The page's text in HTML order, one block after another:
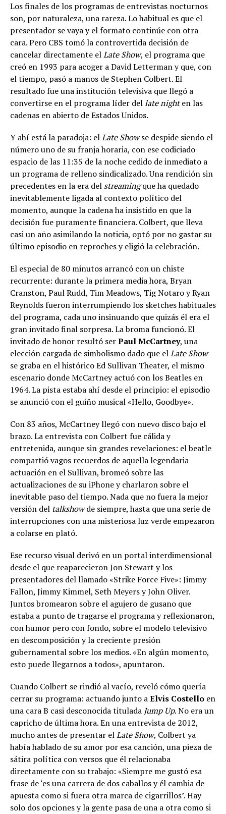
Los finales de los programas de entrevistas nocturnos
son, por naturaleza, una rareza. Lo habitual es que el
presentador se vaya y el formato continúe con otra
cara. Pero CBS tomó la controvertida decisión de
cancelar directamente elLate Show, el programa que
creó en 1993 para acoger a David Letterman y que, con
el tiempo, pasó a manos de Stephen Colbert. El
resultado fue una institución televisiva que llegó a
convertirse en el programa líder dellate nighten las
cadenas en abierto de Estados Unidos.
Y ahí está la paradoja: elLate Showse despide siendo el
número uno de su franja horaria, con ese codiciado
espacio de las 11:35 de la noche cedido de inmediato a
un programa de relleno sindicalizado. Una rendición sin
precedentes en la era del streamingque ha quedado
inevitablemente ligada al contexto político del
momento, aunque la cadena ha insistido en que la
decisión fue puramente financiera. Colbert, que lleva
casi un año asimilando la noticia, optó por no gastar su
último episodio en reproches y eligió la celebración.
El especial de 80 minutos arrancó con un chiste
recurrente: durante la primera media hora, Bryan
Cranston, Paul Rudd, Tim Meadows, Tig Notaro y Ryan
Reynolds fueron interrumpiendo los sketches habituales
del programa, cada uno insinuando que quizás él era el
gran invitado final sorpresa. La broma funcionó. El
invitado de honor resultó serPaul McCartney, una
elección cargada de simbolismo dado que elLate Show
se graba en el histórico Ed Sullivan Theater, el mismo
escenario donde McCartney actuó con los Beatles en
1964. La pista estaba ahí desde el principio: el episodio
se anunció con el guiño musical «Hello, Goodbye».
Con 83 años, McCartney llegó con nuevo disco bajo el
brazo. La entrevista con Colbert fue cálida y
entretenida, aunque sin grandes revelaciones: el beatle
compartió vagos recuerdos de aquella legendaria
actuación en el Sullivan, bromeó sobre las
actualizaciones de su iPhone y charlaron sobre el
inevitable paso del tiempo. Nada que no fuera la mejor
versión del talkshowde siempre, hasta que una serie de
interrupciones con una misteriosa luz verde empezaron
a colarse en plató.
Ese recurso visual derivó en un portal interdimensional
desde el que reaparecieron Jon Stewart y los
presentadores del llamado «Strike Force Five»: Jimmy
Fallon, Jimmy Kimmel, Seth Meyers y John Oliver.
Juntos bromearon sobre el agujero de gusano que
estaba a punto de tragarse el programa y reflexionaron,
con humor pero con fondo, sobre el modelo televisivo
en descomposición y la creciente presión
gubernamental sobre los medios. «En algún momento,
esto puede llegarnos a todos», apuntaron.
Cuando Colbert se rindió al vacío, reveló cómo quería
cerrar su programa: actuando junto aElvis Costello en
una cara B casi desconocida titulada Jump Up. No era un
capricho de última hora. En una entrevista de 2012,
mucho antes de presentar elLate Show, Colbert ya
había hablado de su amor por esa canción, una pieza de
sátira política con versos que él relacionaba
directamente con su trabajo: «Siempre me gustó esa
frase de ‘es una carrera de dos caballos y él cambia de
apuesta como si fuera otra marca de cigarrillos’. Hay
solo dos opciones y la gente pasa de una a otra como si